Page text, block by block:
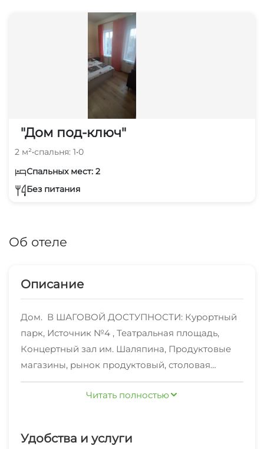
"Дом под-ключ"
2 м²•спальня: 1•0
Спальных мест: 2
Без питания
Об отеле
Описание
Дом. В ШАГОВОЙ ДОСТУПНОСТИ: Курортный
парк, Источник №4 , Театральная площадь,
Концертный зал им. Шаляпина, Продуктовые
магазины, рынок продуктовый, столовая
«Почтамтъ», Кафе и рестораны. Также, рядом
находится железнодорожный вокзал.Парковка
Читать полностью
Удобства и услуги